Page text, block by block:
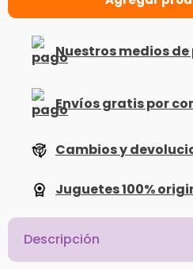
Nuestros medios
Envíos gratis por
Cambios y
Juguetes 100%
Descripción